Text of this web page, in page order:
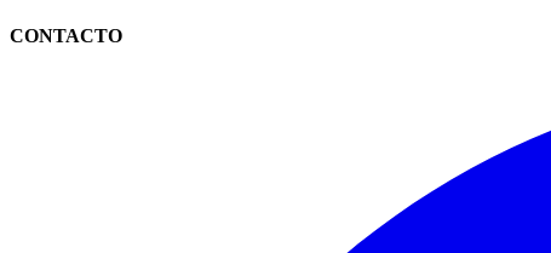
CONTACTO